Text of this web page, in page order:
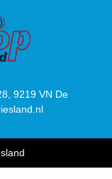
9219 VN De